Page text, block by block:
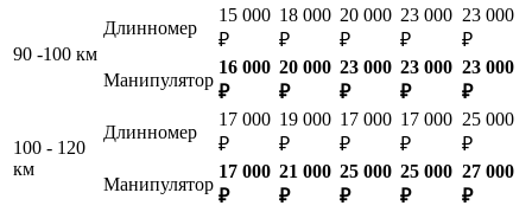
90 -100 км
Длинномер
15 000
₽
18 000
₽
20 000
₽
23 000
₽
23 000
₽
Манипулятор
16 000
₽
20 000
₽
23 000
₽
23 000
₽
23 000
₽
100 - 120
км
Длинномер
17 000
₽
19 000
₽
17 000
₽
17 000
₽
25 000
₽
Манипулятор
17 000
₽
21 000
₽
25 000
₽
25 000
₽
27 000
₽